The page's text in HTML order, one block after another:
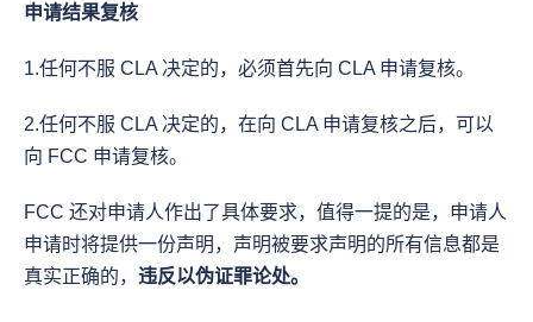
申请结果复核
1.任何不服 CLA 决定的，必须首先向 CLA 申请复核。
2.任何不服 CLA 决定的，在向 CLA 申请复核之后，可以
向 FCC 申请复核。
FCC 还对申请人作出了具体要求，值得一提的是，申请人
申请时将提供一份声明，声明被要求声明的所有信息都是
真实正确的， 违反以伪证罪论处。